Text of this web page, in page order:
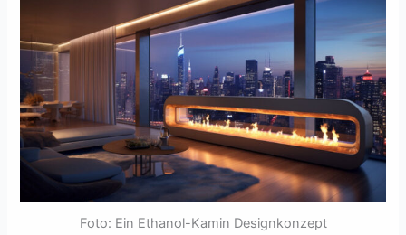
Foto: Ein Ethanol-Kamin Designkonzept